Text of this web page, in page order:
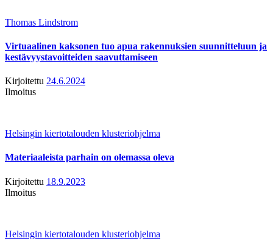
Thomas Lindstrom
Virtuaalinen kaksonen tuo apua rakennuksien suunnitteluun ja
kestävyystavoitteiden saavuttamiseen
Kirjoitettu 24.6.2024
Ilmoitus
Helsingin kiertotalouden klusteriohjelma
Materiaaleista parhain on olemassa oleva
Kirjoitettu 18.9.2023
Ilmoitus
Helsingin kiertotalouden klusteriohjelma